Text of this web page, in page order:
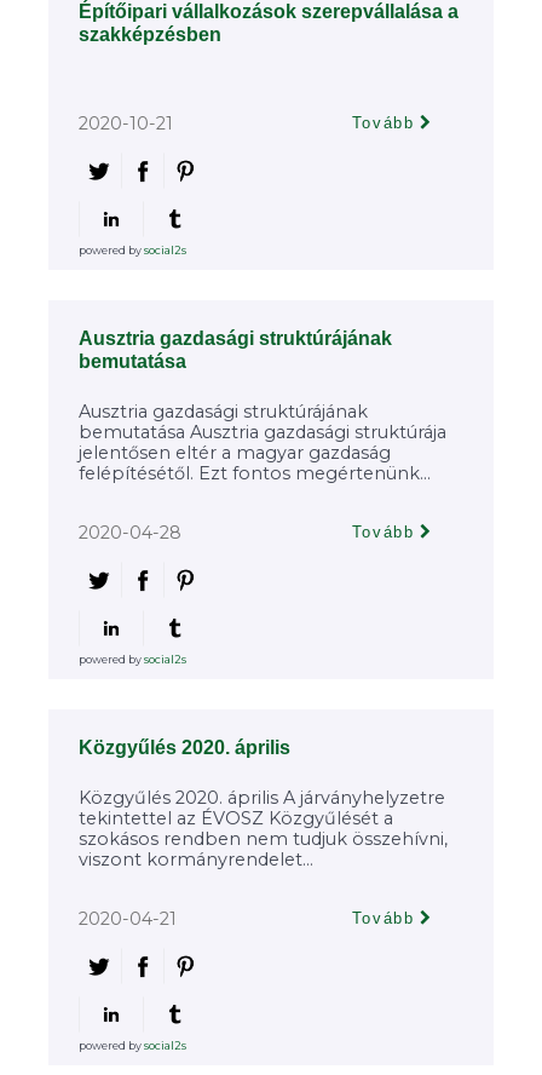
Építőipari vállalkozások szerepvállalása a
szakképzésben
2020-10-21 Tovább
powered bysocial2s
Ausztria gazdasági struktúrájának
bemutatása
Ausztria gazdasági struktúrájának
bemutatása Ausztria gazdasági struktúrája
jelentősen eltér a magyar gazdaság
felépítésétől. Ezt fontos megértenünk...
2020-04-28 Tovább
powered bysocial2s
Közgyűlés 2020. április
Közgyűlés 2020. április A járványhelyzetre
tekintettel az ÉVOSZ Közgyűlését a
szokásos rendben nem tudjuk összehívni,
viszont kormányrendelet...
2020-04-21 Tovább
powered bysocial2s